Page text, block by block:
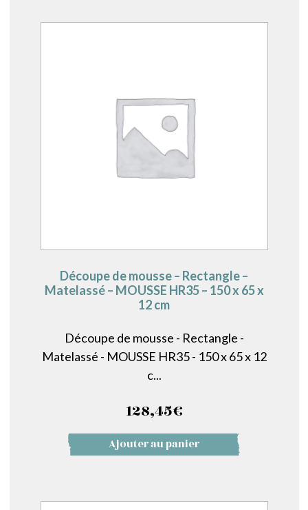
Découpe de mousse – Rectangle –
Matelassé – MOUSSE HR35 – 150 x 65 x
12 cm
Découpe de mousse - Rectangle -
Matelassé - MOUSSE HR35 - 150 x 65 x 12
c...
128,45€
Ajouter au panier